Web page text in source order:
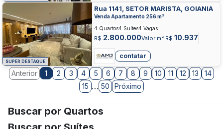
SUPER DESTAQUE
Rua 1141, SETOR MARISTA, GOIANIA
Venda Apartamento 256 m²
R$ 2.800.000Valor m² R$ 10.937
4 Quartos4 Suítes4 Vagas
contatar
Anterior 1 2 3 4 5 6 7 8 9 10 11 12 13
14
15 … 50 Próximo
Buscar por Quartos